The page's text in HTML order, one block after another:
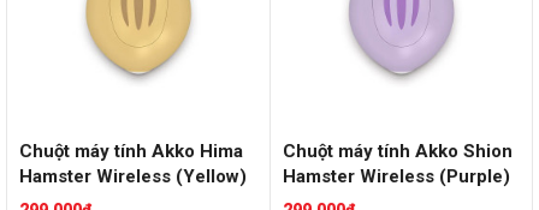
Chuột máy tính Akko Hima
Hamster Wireless (Yellow)
Chuột máy tính Akko Shion
Hamster Wireless (Purple)